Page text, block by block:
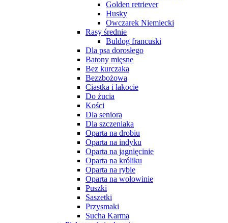
Golden retriever
Husky
Owczarek Niemiecki
Rasy średnie
Buldog francuski
Dla psa dorosłego
Batony mięsne
Bez kurczaka
Bezzbożowa
Ciastka i łakocie
Do żucia
Kości
Dla seniora
Dla szczeniaka
Oparta na drobiu
Oparta na indyku
Oparta na jagnięcinie
Oparta na króliku
Oparta na rybie
Oparta na wołowinie
Puszki
Saszetki
Przysmaki
Sucha Karma